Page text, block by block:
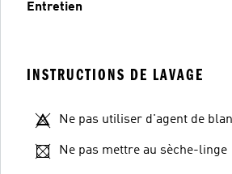
Entretien
INSTRUCTIONS DE LAVAGE
Ne pas utiliser d'agent de
Ne pas mettre au sèche-linge